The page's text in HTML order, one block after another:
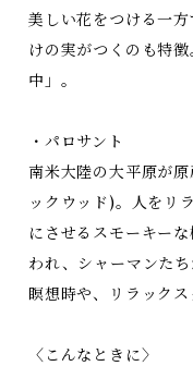
美しい花をつける一
けの実がつくのも特
中」。
・パロサント
南米大陸の大平原が
ックウッド)。人をリ
にさせるスモーキー
われ、シャーマンた
瞑想時や、リラックス
〈こんなときに〉